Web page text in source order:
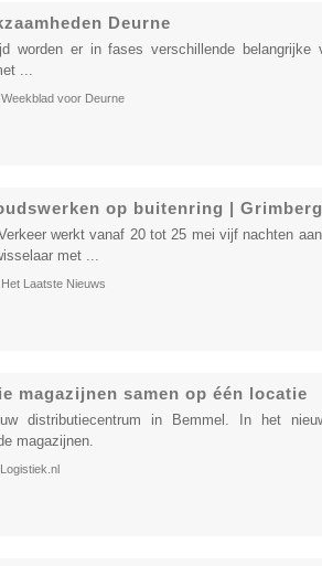
Deurne
worden er in fases verschillende belangrijke
...
Weekblad voor Deurne
op buitenring |
werkt vanaf 20 tot 25 mei vijf nachten
met ...
Het Laatste Nieuws
magazijnen samen op één locatie
distributiecentrum in Bemmel. In het
magazijnen.
Logistiek.nl